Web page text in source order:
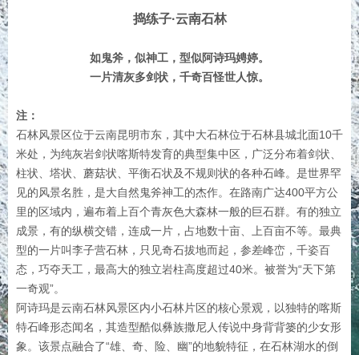
捣练子·云南石林
如鬼斧，似神工，型似阿诗玛娉婷。
一片清灰多剑状，千奇百怪世人惊。
注：
石林风景区位于云南昆明市东，其中大石林位于石林县城北面10千
米处，为纯灰岩剑状喀斯特发育的典型集中区，广泛分布着剑状、
柱状、塔状、蘑菇状、平衡石状及不规则状的各种石峰。是世界罕
见的风景名胜，是大自然鬼斧神工的杰作。在路南广达400平方公
里的区域内，遍布着上百个青灰色大森林一般的巨石群。有的独立
成景，有的纵横交错，连成一片，占地数十亩、上百亩不等。最典
型的一片叫李子营石林，只见奇石拔地而起，参差峰峦，千姿百
态，巧夺天工，最高大的独立岩柱高度超过40米。被誉为“天下第
一奇观”。
阿诗玛是云南石林风景区内小石林片区的核心景观，以独特的喀斯
特石峰形态闻名，其造型酷似彝族撒尼人传说中身背背篓的少女形
象。该景点融合了“雄、奇、险、幽”的地貌特征，在石林湖水的倒